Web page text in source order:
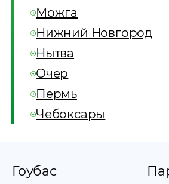
Можга
Нижний Новгород
Нытва
Очер
Пермь
Чебоксары
Гоубас